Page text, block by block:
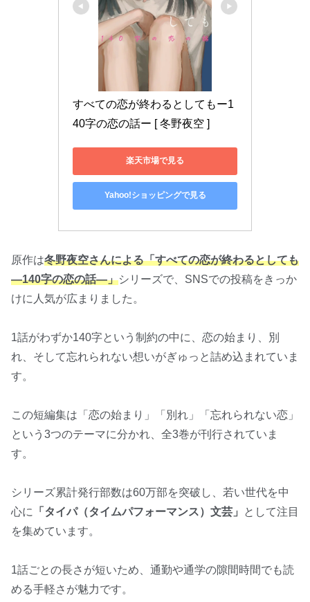
すべての恋が終わるとしてもー1
40字の恋の話ー [ 冬野夜空 ]
楽天市場で見る
Yahoo!ショッピングで見る
原作は冬野夜空さんによる「すべての恋が終わるとしても
―140字の恋の話―」シリーズで、SNSでの投稿をきっか
けに人気が広まりました。
1話がわずか140字という制約の中に、恋の始まり、別
れ、そして忘れられない想いがぎゅっと詰め込まれていま
す。
この短編集は「恋の始まり」「別れ」「忘れられない恋」
という3つのテーマに分かれ、全3巻が刊行されていま
す。
シリーズ累計発行部数は60万部を突破し、若い世代を中
心に 「タイパ（タイムパフォーマンス）文芸」
として注目
を集めています。
1話ごとの長さが短いため、通勤や通学の隙間時間でも読
める手軽さが魅力です。